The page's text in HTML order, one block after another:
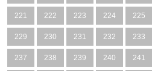
221 222 223 224 225
229 230 231 232 233
237 238 239 240 241